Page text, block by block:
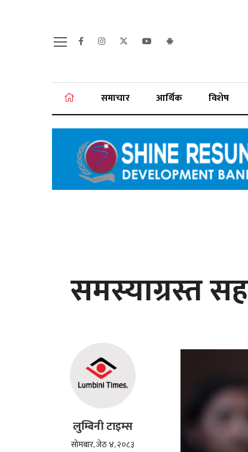
समाचार आर्थिक विशेष
समस्याग्रस्त
लुम्बिनी टाइम्स
सोमबार, जेठ ४, २०८३